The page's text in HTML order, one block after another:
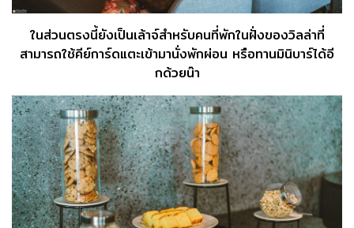
ในส่วนตรงนี้ยังเป็นเล้าจ์สำหรับคนที่พักในฝั่งของวิลล่าที่
สามารถใช้คีย์การ์ดแตะเข้ามานั่งพักผ่อน หรือทานมินิบาร์ได้อี
กด้วยน๊า